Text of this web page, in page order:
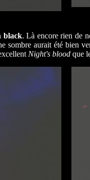
black. Là encore rien de
sombre aurait été bien
Night's blood que